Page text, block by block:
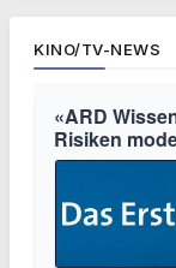
KINO/TV-NEWS
«ARD
Risiken